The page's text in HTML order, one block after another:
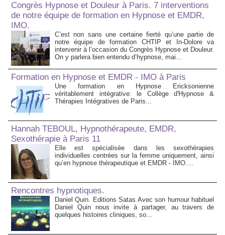
Congrès Hypnose et Douleur à Paris. 7 interventions
de notre équipe de formation en Hypnose et EMDR,
IMO.
C’est non sans une certaine fierté qu’une partie de
notre équipe de formation CHTIP et In-Dolore va
intervenir à l’occasion du Congrès Hypnose et Douleur.
On y parlera bien entendu d’hypnose, mai...
Formation en Hypnose et EMDR - IMO à Paris
Une formation en Hypnose Ericksonienne
véritablement intégrative: le Collège d'Hypnose &
Thérapies Intégratives de Paris...
Hannah TEBOUL, Hypnothérapeute, EMDR,
Sexothérapie à Paris 11
Elle est spécialisée dans les sexothérapies
individuelles centrées sur la femme uniquement, ainsi
qu’en hypnose thérapeutique et EMDR - IMO....
Rencontres hypnotiques.
Daniel Quin. Editions Satas Avec son humour habituel
Daniel Quin nous invite à partager, au travers de
quelques histoires cliniques, so...